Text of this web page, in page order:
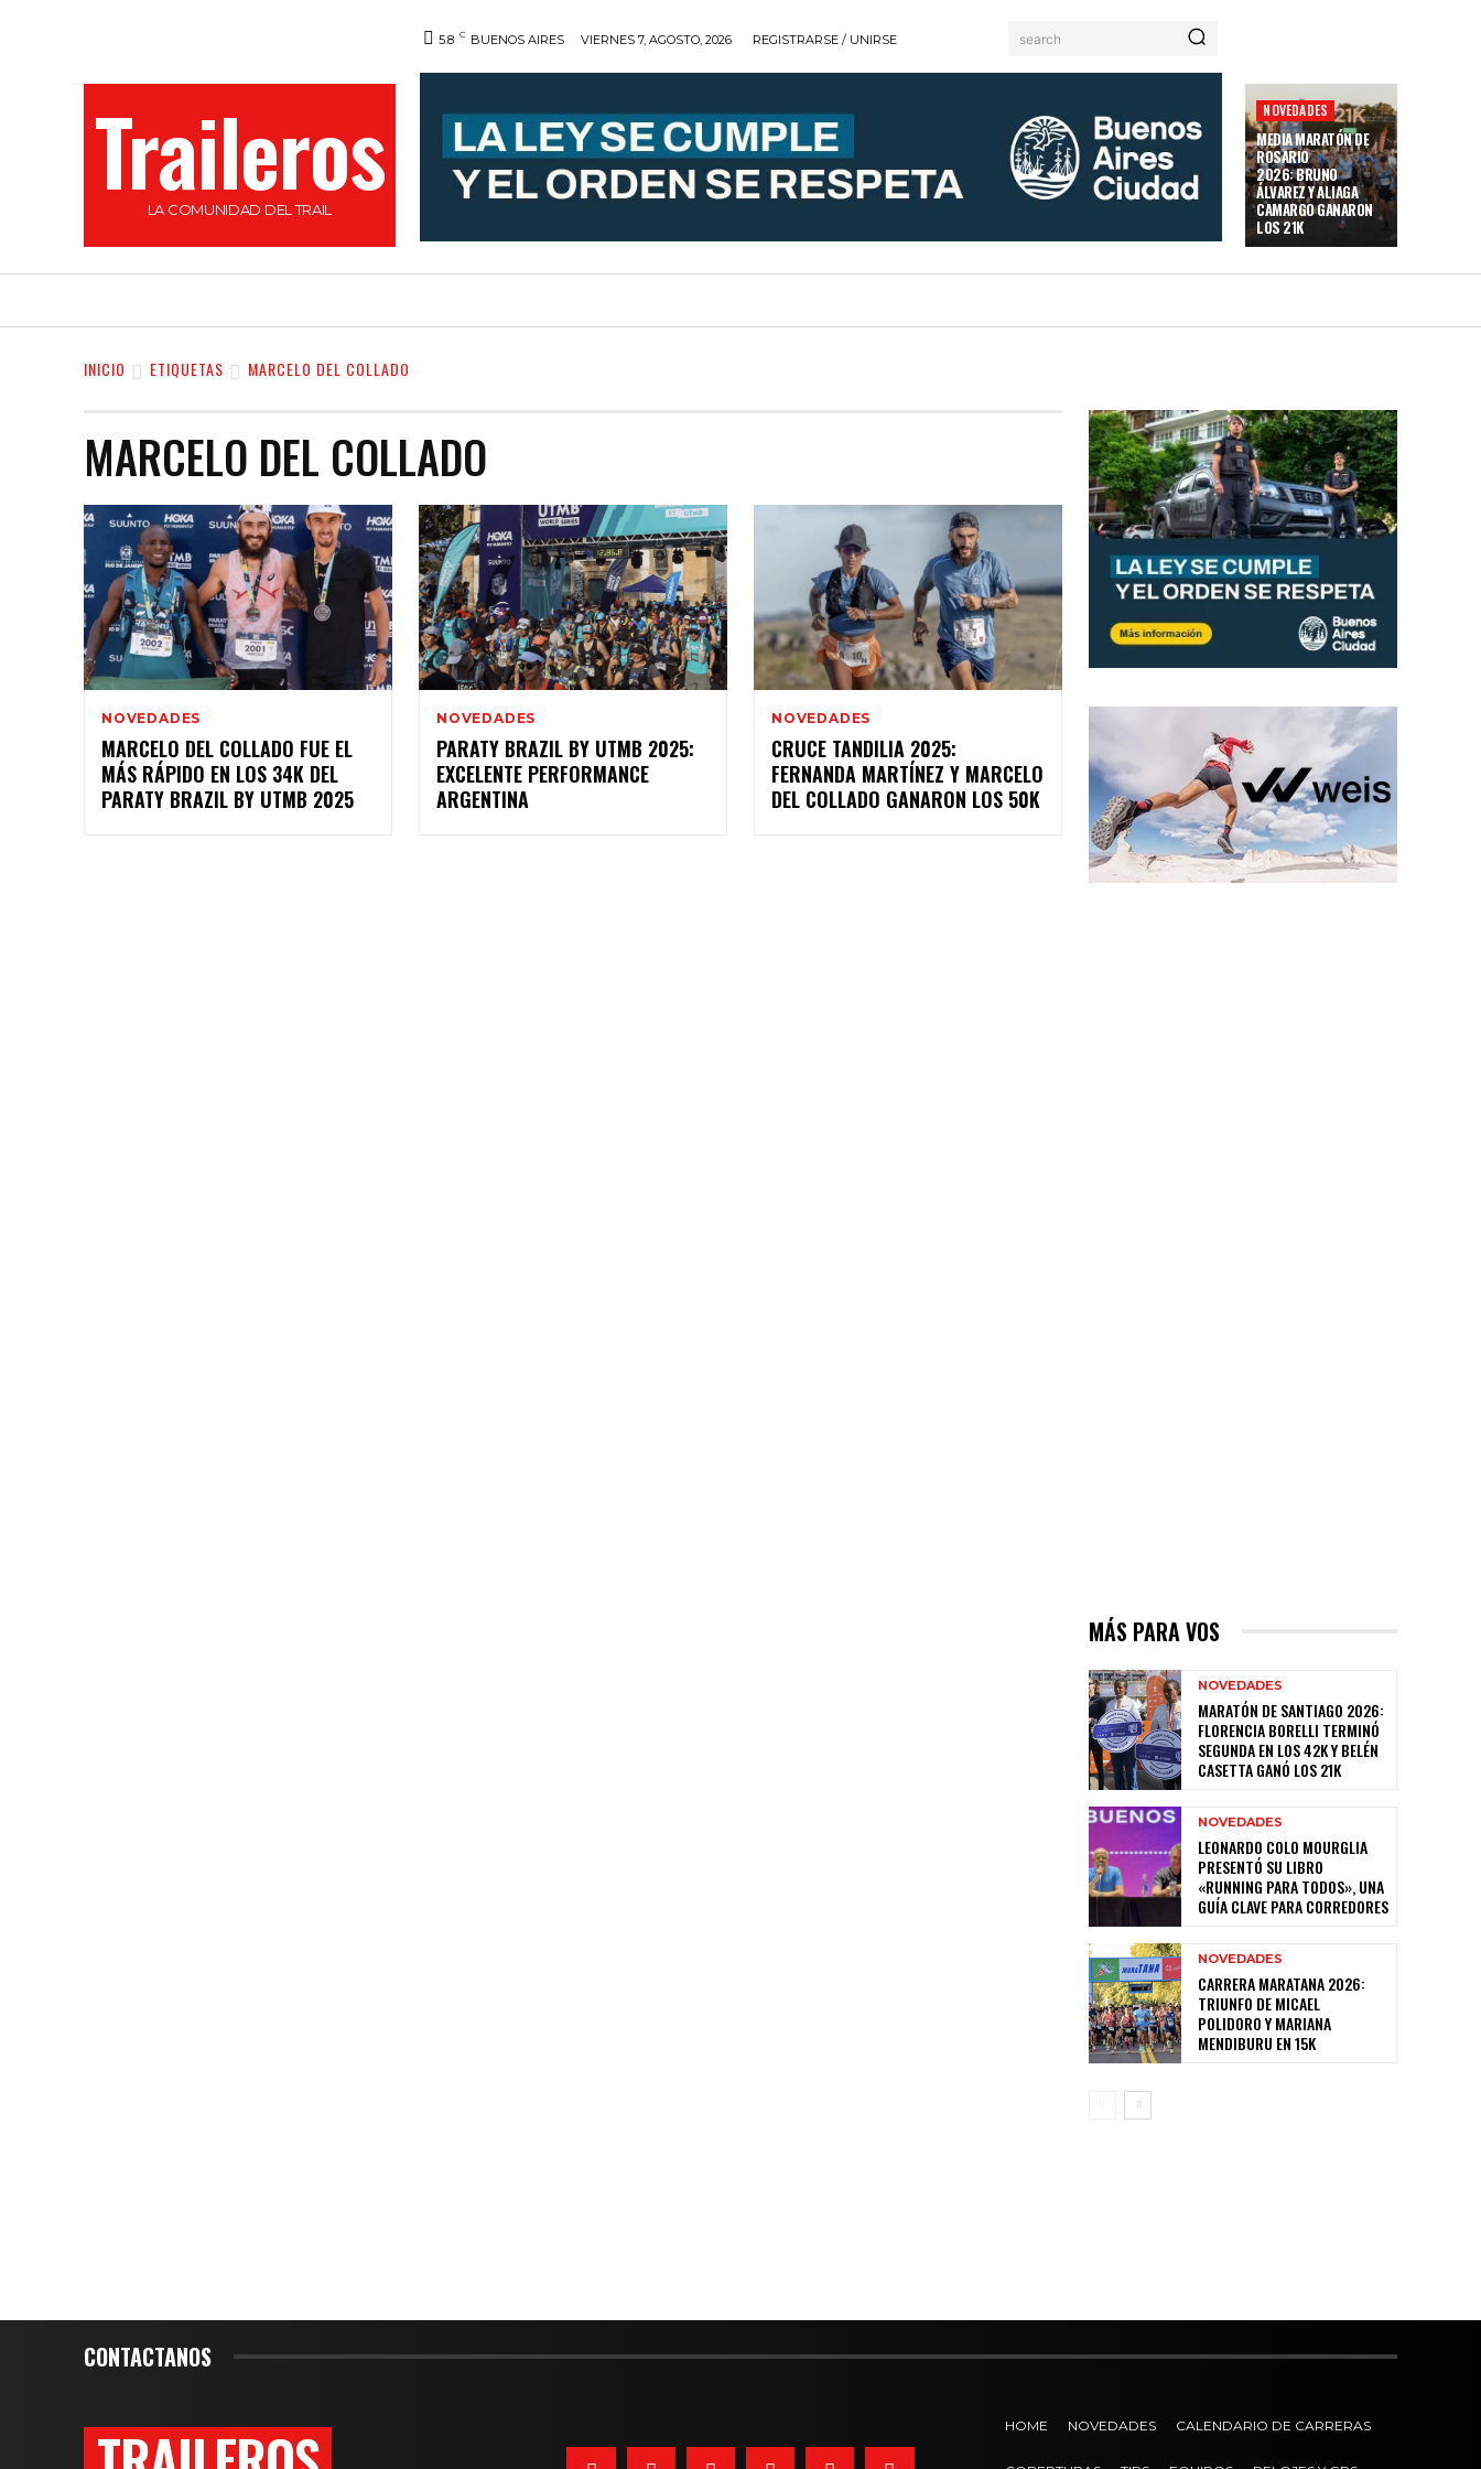
Traileros
LA COMUNIDAD DEL TRAIL
5.8 C BUENOS AIRES VIERNES 7, AGOSTO, 2026 REGISTRARSE / UNIRSE search
NOVEDADES
MEDIA MARATÓN DE
ROSARIO
2026: BRUNO
ÁLVAREZ Y ALIAGA
CAMARGO GANARON
LOS 21K
INICIO ETIQUETAS MARCELO DEL COLLADO
MARCELO DEL COLLADO
NOVEDADES
MARCELO DEL COLLADO FUE EL
MÁS RÁPIDO EN LOS 34K DEL
PARATY BRAZIL BY UTMB 2025
NOVEDADES
PARATY BRAZIL BY UTMB 2025:
EXCELENTE PERFORMANCE
ARGENTINA
NOVEDADES
CRUCE TANDILIA 2025:
FERNANDA MARTÍNEZ Y MARCELO
DEL COLLADO GANARON LOS 50K
MÁS PARA VOS
NOVEDADES
MARATÓN DE SANTIAGO 2026:
FLORENCIA BORELLI TERMINÓ
SEGUNDA EN LOS 42K Y BELÉN
CASETTA GANÓ LOS 21K
NOVEDADES
LEONARDO COLO MOURGLIA
PRESENTÓ SU LIBRO
«RUNNING PARA TODOS», UNA
GUÍA CLAVE PARA CORREDORES
NOVEDADES
CARRERA MARATANA 2026:
TRIUNFO DE MICAEL
POLIDORO Y MARIANA
MENDIBURU EN 15K
CONTACTANOS
HOME NOVEDADES CALENDARIO DE CARRERAS